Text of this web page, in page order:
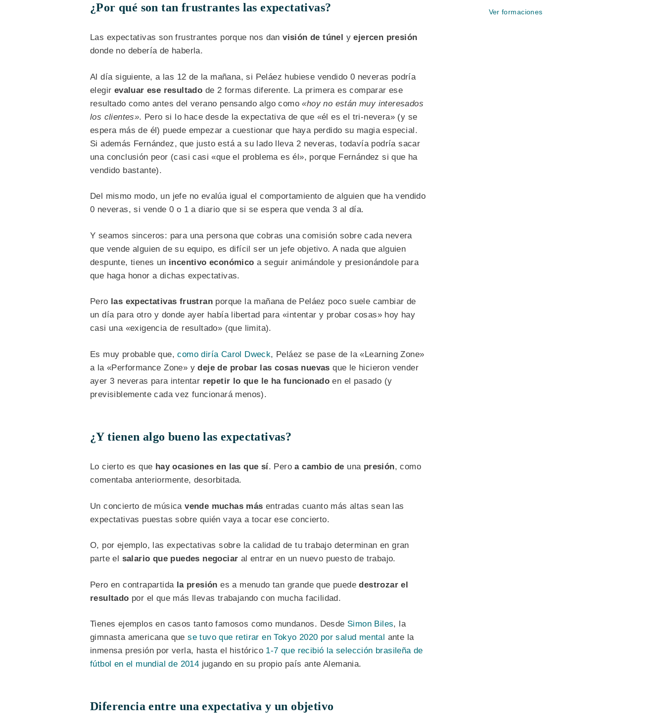
¿Por qué son tan frustrantes las expectativas?
Las expectativas son frustrantes porque nos danvisión de túnel yejercen presión
donde no debería de haberla.
Al día siguiente, a las 12 de la mañana, si Peláez hubiese vendido 0 neveras podría
elegir evaluar ese resultado de 2 formas diferente. La primera es comparar ese
resultado como antes del verano pensando algo como«hoy no están muy interesados
los clientes». Pero si lo hace desde la expectativa de que «él es el tri-nevera» (y se
espera más de él) puede empezar a cuestionar que haya perdido su magia especial.
Si además Fernández, que justo está a su lado lleva 2 neveras, todavía podría sacar
una conclusión peor (casi casi «que el problema es él», porque Fernández si que ha
vendido bastante).
Del mismo modo, un jefe no evalúa igual el comportamiento de alguien que ha vendido
0 neveras, si vende 0 o 1 a diario que si se espera que venda 3 al día.
Y seamos sinceros: para una persona que cobras una comisión sobre cada nevera
que vende alguien de su equipo, es difícil ser un jefe objetivo. A nada que alguien
despunte, tienes un incentivo económico a seguir animándole y presionándole para
que haga honor a dichas expectativas.
Pero las expectativas frustran porque la mañana de Peláez poco suele cambiar de
un día para otro y donde ayer había libertad para «intentar y probar cosas» hoy hay
casi una «exigencia de resultado» (que limita).
Es muy probable que,como diría Carol Dweck, Peláez se pase de la «Learning Zone»
a la «Performance Zone» ydeje de probar las cosas nuevas que le hicieron vender
ayer 3 neveras para intentar repetir lo que le ha funcionado en el pasado (y
previsiblemente cada vez funcionará menos).
¿Y tienen algo bueno las expectativas?
Lo cierto es que hay ocasiones en las que sí. Peroa cambio de una presión, como
comentaba anteriormente, desorbitada.
Un concierto de músicavende muchas másentradas cuanto más altas sean las
expectativas puestas sobre quién vaya a tocar ese concierto.
O, por ejemplo, las expectativas sobre la calidad de tu trabajo determinan en gran
parte el salario que puedes negociar al entrar en un nuevo puesto de trabajo.
Pero en contrapartida la presión es a menudo tan grande que puededestrozar el
resultado por el que más llevas trabajando con mucha facilidad.
Tienes ejemplos en casos tanto famosos como mundanos. Desde Simon Biles, la
gimnasta americana quese tuvo que retirar en Tokyo 2020 por salud mental ante la
inmensa presión por verla, hasta el histórico 1-7 que recibió la selección brasileña de
fútbol en el mundial de 2014 jugando en su propio país ante Alemania.
Diferencia entre una expectativa y un objetivo
Ver formaciones